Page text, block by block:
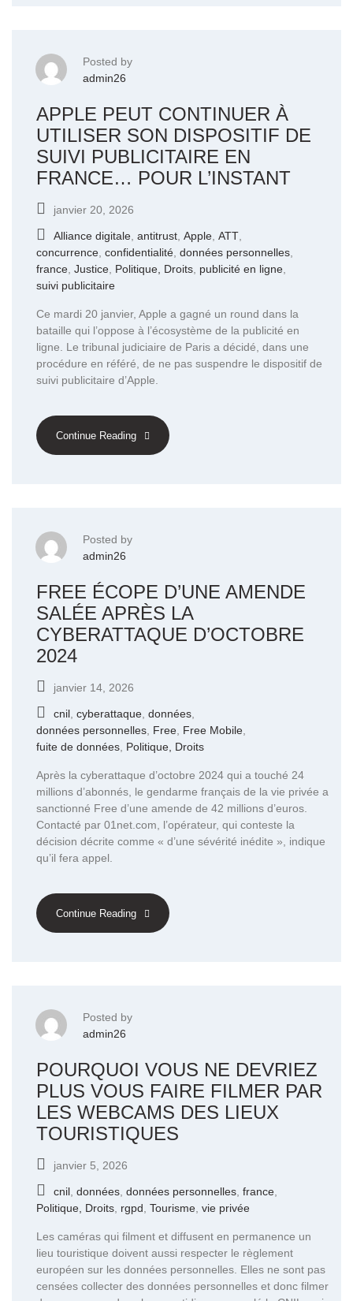
Posted by
admin26
APPLE PEUT CONTINUER À
UTILISER SON DISPOSITIF DE
SUIVI PUBLICITAIRE EN
FRANCE… POUR L’INSTANT
janvier 20, 2026
Alliance digitale, antitrust, Apple, ATT,
concurrence, confidentialité, données personnelles,
france, Justice, Politique, Droits, publicité en ligne,
suivi publicitaire
Ce mardi 20 janvier, Apple a gagné un round dans la
bataille qui l’oppose à l’écosystème de la publicité en
ligne. Le tribunal judiciaire de Paris a décidé, dans une
procédure en référé, de ne pas suspendre le dispositif de
suivi publicitaire d’Apple.
Continue Reading
Posted by
admin26
FREE ÉCOPE D’UNE AMENDE
SALÉE APRÈS LA
CYBERATTAQUE D’OCTOBRE
2024
janvier 14, 2026
cnil, cyberattaque, données,
données personnelles, Free, Free Mobile,
fuite de données, Politique, Droits
Après la cyberattaque d’octobre 2024 qui a touché 24
millions d’abonnés, le gendarme français de la vie privée a
sanctionné Free d’une amende de 42 millions d’euros.
Contacté par 01net.com, l’opérateur, qui conteste la
décision décrite comme « d’une sévérité inédite », indique
qu’il fera appel.
Continue Reading
Posted by
admin26
POURQUOI VOUS NE DEVRIEZ
PLUS VOUS FAIRE FILMER PAR
LES WEBCAMS DES LIEUX
TOURISTIQUES
janvier 5, 2026
cnil, données, données personnelles, france,
Politique, Droits, rgpd, Tourisme, vie privée
Les caméras qui filment et diffusent en permanence un
lieu touristique doivent aussi respecter le règlement
européen sur les données personnelles. Elles ne sont pas
censées collecter des données personnelles et donc filmer